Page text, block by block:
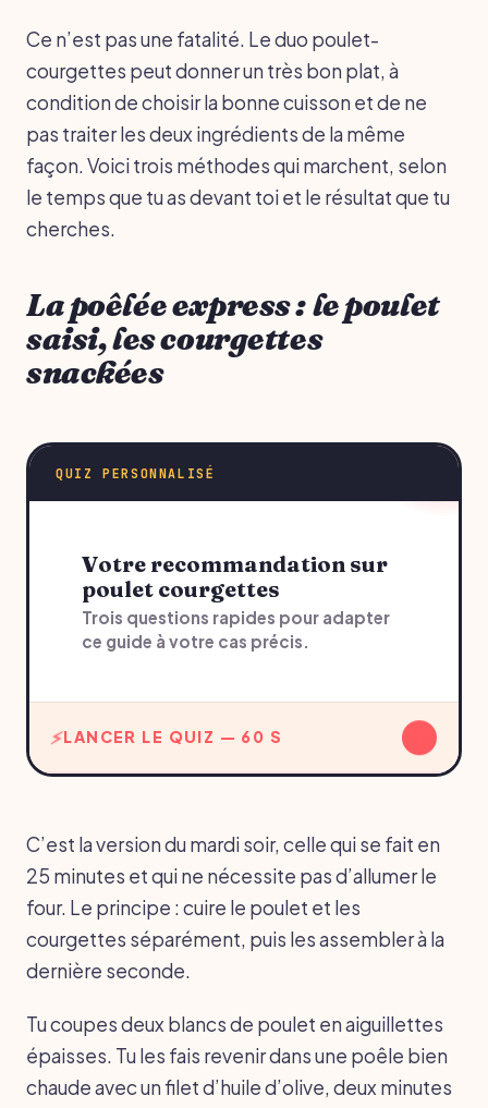
Ce n’est pas une fatalité. Le duo poulet-
courgettes peut donner un très bon plat, à
condition de choisir la bonne cuisson et de ne
pas traiter les deux ingrédients de la même
façon. Voici trois méthodes qui marchent, selon
le temps que tu as devant toi et le résultat que tu
cherches.
La poêlée express : le poulet
saisi, les courgettes
snackées
QUIZ PERSONNALISÉ
Votre recommandation sur
poulet courgettes
Trois questions rapides pour adapter
ce guide à votre cas précis.
LANCER LE QUIZ — 60 S
C’est la version du mardi soir, celle qui se fait en
25 minutes et qui ne nécessite pas d’allumer le
four. Le principe : cuire le poulet et les
courgettes séparément, puis les assembler à la
dernière seconde.
Tu coupes deux blancs de poulet en aiguillettes
épaisses. Tu les fais revenir dans une poêle bien
chaude avec un filet d’huile d’olive, deux minutes